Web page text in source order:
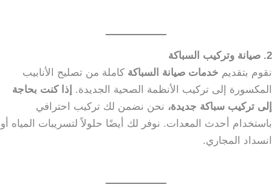
2. صيانة وتركيب السباكة
نقوم بتقديم خدمات صيانة السباكة كاملة من تصليح الأنابيب
المكسورة إلى تركيب الأنظمة الصحية الجديدة. إذا كنت بحاجة
إلى تركيب سباكة جديدة، نحن نضمن لك تركيب احترافي
باستخدام أحدث المعدات. نوفر لك أيضًا حلولاً لتسريبات المياه أو
انسداد المجاري.